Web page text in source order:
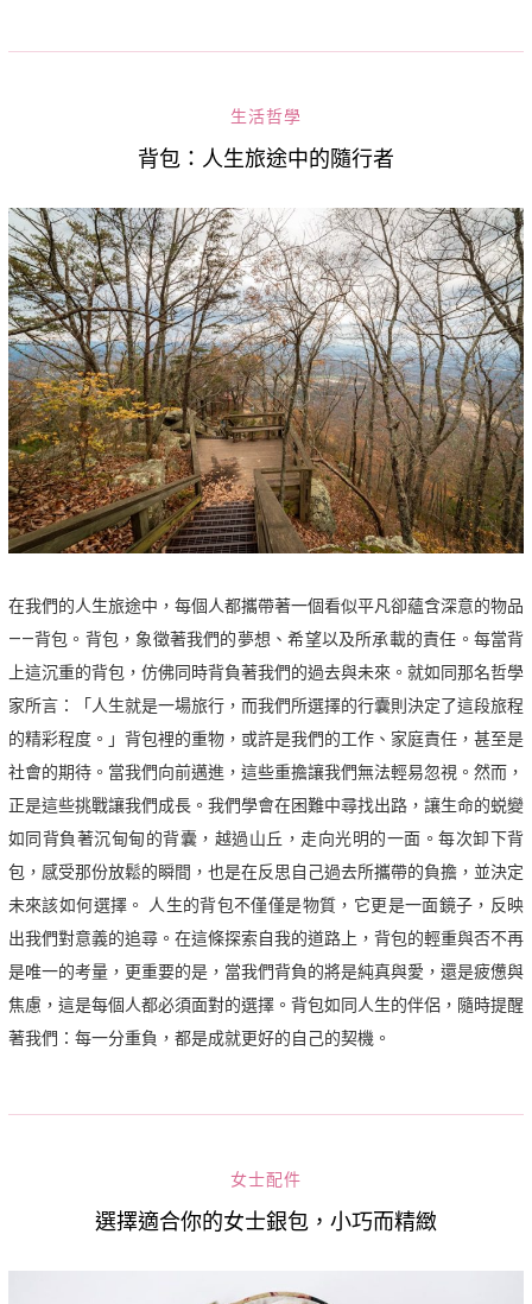
生活哲學
背包：人生旅途中的隨行者
在我們的人生旅途中，每個人都攜帶著一個看似平凡卻蘊含深意的物品
——背包。背包，象徵著我們的夢想、希望以及所承載的責任。每當背
上這沉重的背包，仿佛同時背負著我們的過去與未來。就如同那名哲學
家所言：「人生就是一場旅行，而我們所選擇的行囊則決定了這段旅程
的精彩程度。」背包裡的重物，或許是我們的工作、家庭責任，甚至是
社會的期待。當我們向前邁進，這些重擔讓我們無法輕易忽視。然而，
正是這些挑戰讓我們成長。我們學會在困難中尋找出路，讓生命的蜕變
如同背負著沉甸甸的背囊，越過山丘，走向光明的一面。每次卸下背
包，感受那份放鬆的瞬間，也是在反思自己過去所攜帶的負擔，並決定
未來該如何選擇。 人生的背包不僅僅是物質，它更是一面鏡子，反映
出我們對意義的追尋。在這條探索自我的道路上，背包的輕重與否不再
是唯一的考量，更重要的是，當我們背負的將是純真與愛，還是疲憊與
焦慮，這是每個人都必須面對的選擇。背包如同人生的伴侶，隨時提醒
著我們：每一分重負，都是成就更好的自己的契機。
女士配件
選擇適合你的女士銀包，小巧而精緻